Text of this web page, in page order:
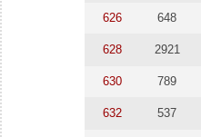
626 648
628 2921
630 789
632 537